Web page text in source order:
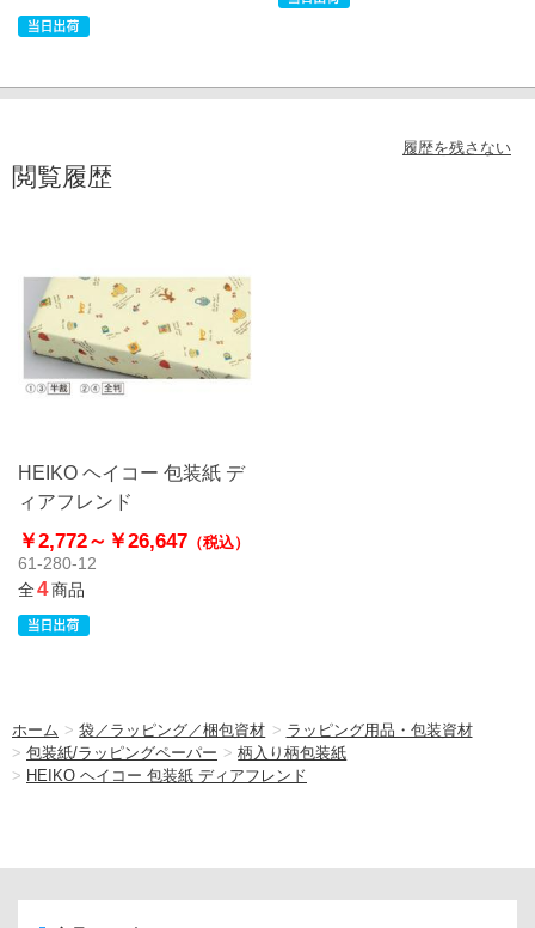
履歴を残さない
閲覧履歴
HEIKO ヘイコー 包装紙 デ
ィアフレンド
￥2,772～ ￥26,647 （税込）
61-280-12
全4商品
ホーム >袋／ラッピング／梱包資材 > ラッピング用品・包装資材
> 包装紙/ラッピングペーパー >柄入り柄包装紙
> HEIKO ヘイコー 包装紙 ディアフレンド